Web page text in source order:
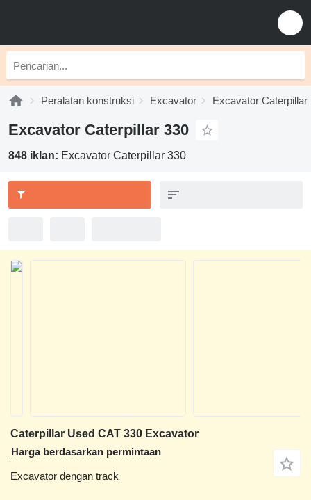
Peralatan konstruksi Excavator Excavator Caterpillar
Excavator Caterpillar 330
848 iklan: Excavator Caterpillar 330
Caterpillar Used CAT 330 Excavator
Harga berdasarkan permintaan
Excavator dengan track